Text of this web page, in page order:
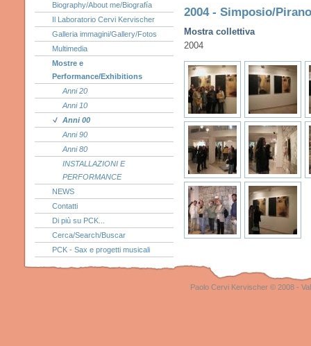
Biography/About me/Biografía
Il Laboratorio Cervi Kervischer
Galleria immagini/Gallery/Fotos
Multimedia
Mostre e
Performance/Exhibitions
Anni 20
Anni 10
Anni 00
Anni 90
Anni 80
INSTALLAZIONI E
PERFORMANCE
NEWS
Contatti
Di più su PCK...
Cerca/Search/Buscar
PCK - Sax e progetti musicali
2004 - Simposio/Pirano
Mostra collettiva
2004
Paolo Cervi Kervischer © 2008 -